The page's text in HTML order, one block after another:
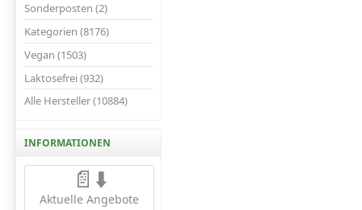
Sonderposten (2)
Kategorien (8176)
Vegan (1503)
Laktosefrei (932)
Alle Hersteller (10884)
INFORMATIONEN
📄⬇️
Aktuelle Angebote